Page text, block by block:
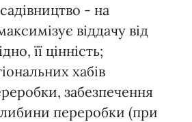
- на
віддачу від
її цінність;
хабів
забезпечення
переробки (при